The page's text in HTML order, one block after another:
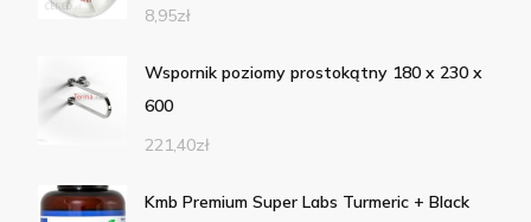
8,95zł
Wspornik poziomy prostokątny 180 x 230 x
600
221,40zł
Kmb Premium Super Labs Turmeric + Black